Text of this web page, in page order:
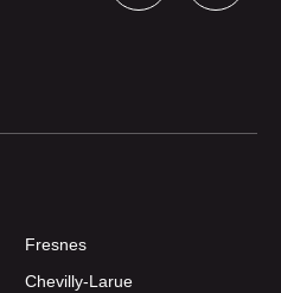
Fresnes
Chevilly-Larue